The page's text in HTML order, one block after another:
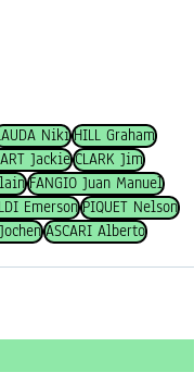
Niki HILL Graham
Jackie CLARK Jim
FANGIO Juan Manuel
Emerson PIQUET Nelson
ASCARI Alberto